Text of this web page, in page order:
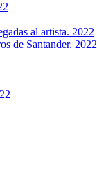
al artista. 2022
de Santander. 2022